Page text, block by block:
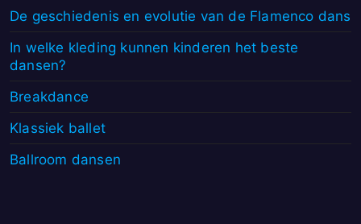
De geschiedenis en evolutie van de Flamenco dans
In welke kleding kunnen kinderen het beste
dansen?
Breakdance
Klassiek ballet
Ballroom dansen